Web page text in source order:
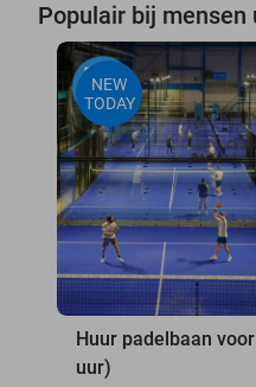
Populair bij mensen
NEW
TODAY
Huur padelbaan
uur)